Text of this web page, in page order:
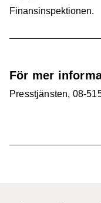
Finansinspektionen.
För mer
Presstjänsten, 08-